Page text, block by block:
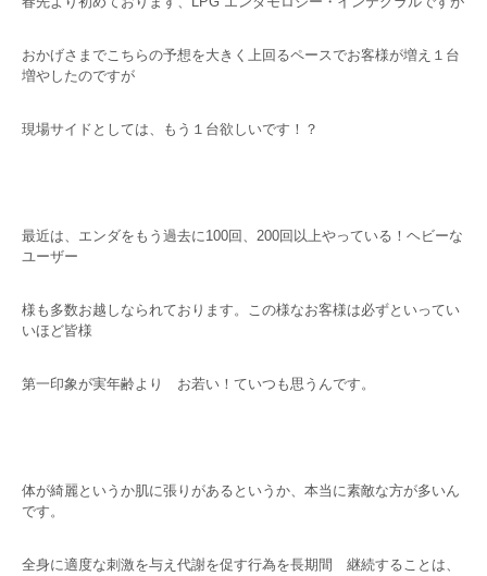
おかげさまでこちらの予想を大きく上回るペースでお客様が増え１台
増やしたのですが
現場サイドとしては、もう１台欲しいです！？
最近は、エンダをもう過去に100回、200回以上やっている！ヘビーな
ユーザー
様も多数お越しなられております。この様なお客様は必ずといってい
いほど皆様
第一印象が実年齢より お若い！ていつも思うんです。
体が綺麗というか肌に張りがあるというか、本当に素敵な方が多いん
です。
全身に適度な刺激を与え代謝を促す行為を長期間 継続することは、